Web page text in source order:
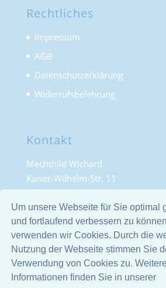
Um unsere Webseite für Sie optimal
und fortlaufend verbessern zu
verwenden wir Cookies. Durch die
Nutzung der Webseite stimmen Sie
Verwendung von Cookies zu.
Informationen finden Sie in unserer
Rechtliches
Impressum
AGB
Datenschutzerklärung
Widerrufsbelehrung
Kontakt
Mechthild Wichard
Kaiser-Wilhelm-Str. 11
42855 Remscheid
Deutschland
Telefon: 02191 882112
E-Mail: info@mioumiou.de